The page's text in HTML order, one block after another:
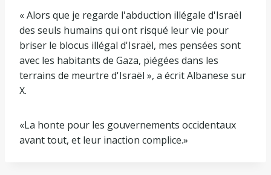
« Alors que je regarde l'abduction illégale d'Israël
des seuls humains qui ont risqué leur vie pour
briser le blocus illégal d'Israël, mes pensées sont
avec les habitants de Gaza, piégées dans les
terrains de meurtre d'Israël », a écrit Albanese sur
X.
«La honte pour les gouvernements occidentaux
avant tout, et leur inaction complice.»